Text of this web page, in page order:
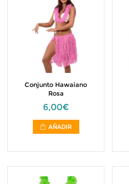
Conjunto Hawaiano
Rosa
6,00€
AÑADIR